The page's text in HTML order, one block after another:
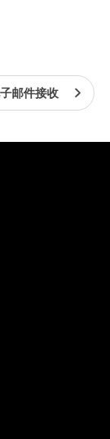
邮件接收